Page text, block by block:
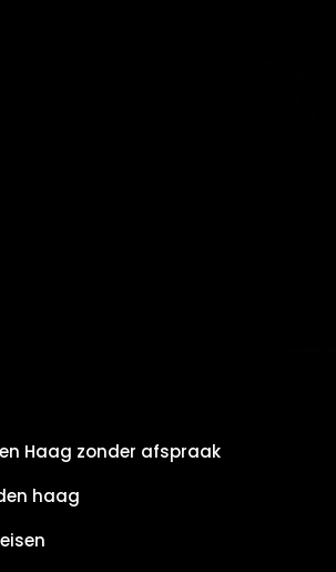
Haag zonder afspraak
haag